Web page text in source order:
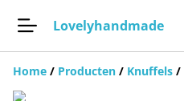
Lovelyhandmade
Home / Producten / Knuffels /